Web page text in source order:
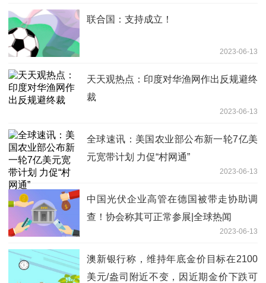
联合国：支持成立！
2023-06-13
天天观热点：印度对华渔网作出反规避终
裁
2023-06-13
全球速讯：美国农业部公布新一轮7亿美
元宽带计划 力促“村网通”
2023-06-13
中国光伏企业高管在德国被带走协助调
查！协会称其可正常参展|全球热闻
2023-06-13
澳新银行称，维持年底金价目标在2100
美元/盎司附近不变，因近期金价下跌可